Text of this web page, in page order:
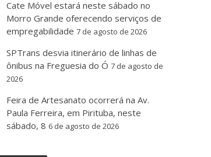
Cate Móvel estará neste sábado no
Morro Grande oferecendo serviços de
empregabilidade 7 de agosto de 2026
SPTrans desvia itinerário de linhas de
ônibus na Freguesia do Ó 7 de agosto de
2026
Feira de Artesanato ocorrerá na Av.
Paula Ferreira, em Pirituba, neste
sábado, 8 6 de agosto de 2026